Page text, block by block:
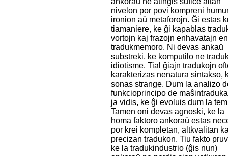
nivelon por povi kompreni
ironion aŭ metaforojn. Ĝi estas
tiamaniere, ke ĝi kapablas
vortojn kaj frazojn enhavatajn
tradukmemoro. Ni devas ankaŭ
substreki, ke komputilo ne
idiotisme. Tial ĝiajn tradukojn
karakterizas nenatura sintakso,
sonas strange. Dum la analizo
funkcioprincipo de
ja vidis, ke ĝi evoluis dum la
Tamen oni devas agnoski, ke la
homa faktoro ankoraŭ estas
por krei kompletan, altkvalitan
precizan tradukon. Tiu fakto
ke la tradukindustrio (ĝis nun)